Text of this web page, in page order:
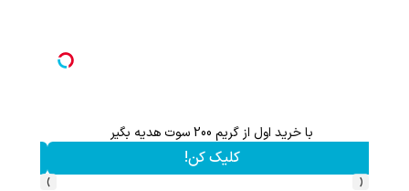
کلیک کن!
‹
›